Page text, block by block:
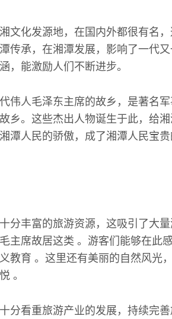
文化发源地，在国内外都很有名
传承，在湘潭发展，影响了一代
，能激励人们不断进步。
伟人毛泽东主席的故乡，是著名
乡。这些杰出人物诞生于此，给
潭人民的骄傲，成了湘潭人民宝
分丰富的旅游资源，这吸引了大
主席故居这类 。游客们能够在此
教育 。这里还有美丽的自然风光
。
分看重旅游产业的发展，持续完